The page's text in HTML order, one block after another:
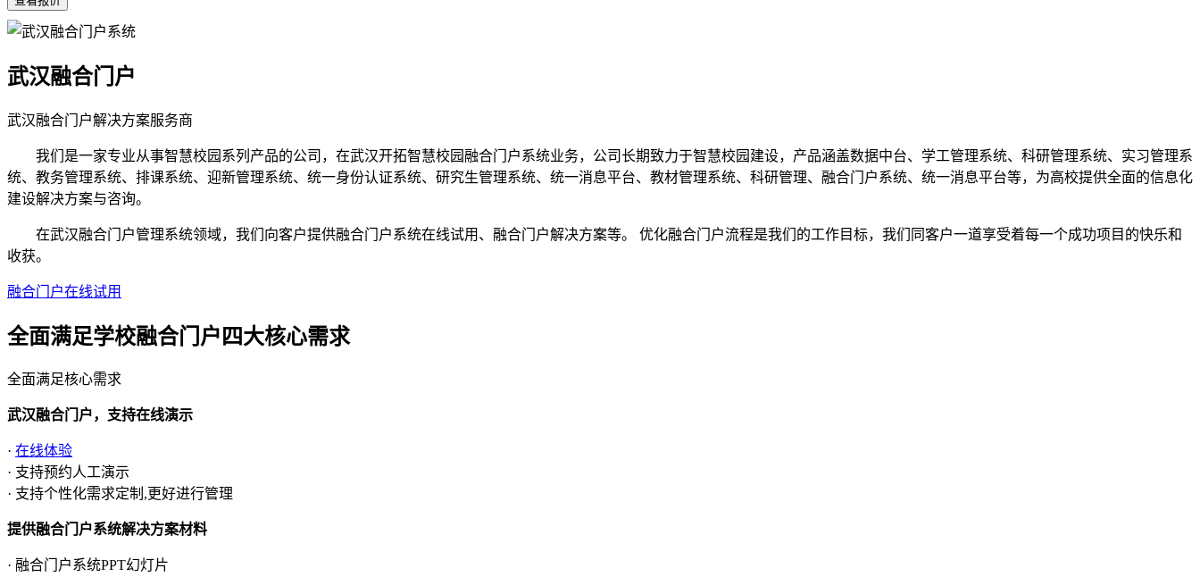
武汉融合门户
武汉融合门户解决方案服务商
我们是一家专业从事智慧校园系列产品的公司，在武汉开拓智慧校园融合门户系统业务，公司长期致力于智慧校园建设，产品涵盖数据中台、学工管理系统、科研管理系统、实习管理系
统、教务管理系统、排课系统、迎新管理系统、统一身份认证系统、研究生管理系统、统一消息平台、教材管理系统、科研管理、融合门户系统、统一消息平台等，为高校提供全面的信息化
建设解决方案与咨询。
在武汉融合门户管理系统领域，我们向客户提供融合门户系统在线试用、融合门户解决方案等。 优化融合门户流程是我们的工作目标，我们同客户一道享受着每一个成功项目的快乐和
收获。
融合门户在线试用
全面满足学校融合门户四大核心需求
全面满足核心需求
武汉融合门户，支持在线演示
· 在线体验
· 支持预约人工演示
· 支持个性化需求定制,更好进行管理
提供融合门户系统解决方案材料
· 融合门户系统PPT幻灯片